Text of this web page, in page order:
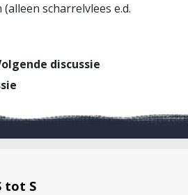
scharrelvlees e.d.
discussie
tot S